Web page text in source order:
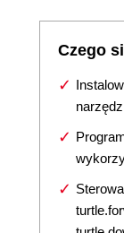
Czego